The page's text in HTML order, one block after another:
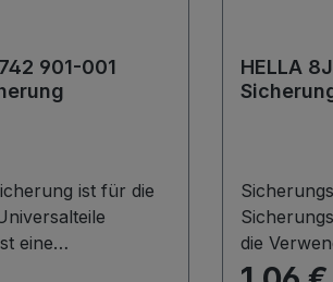
901-001
ist für die
eine
mit einer
HELLA
die